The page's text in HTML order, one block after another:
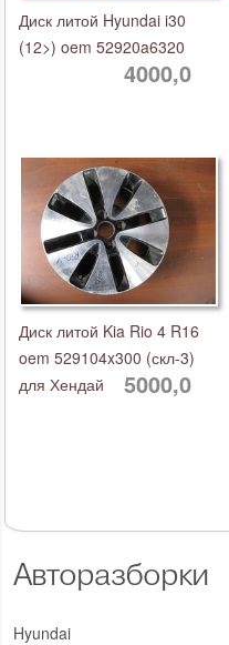
Авторазборки
Hyundai
Диск литой Hyundai i30
(12>) oem 52920a6320
4000,0
Диск литой Kia Rio 4 R16
oem 529104x300 (скл-3)
для Хендай
5000,0